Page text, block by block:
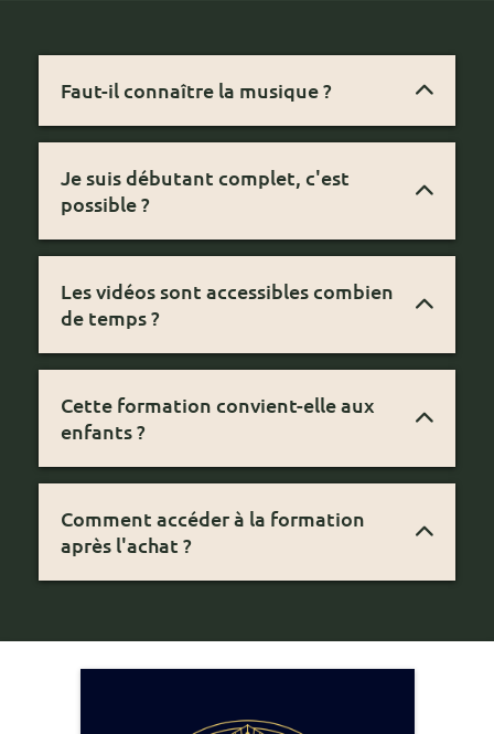
Faut-il connaître la musique ?
Non. Cette formation est conçue pour
l'oreille, le ressenti et l'improvisation.
Je suis débutant complet, c'est
possible ?
Oui, c'est exactement pour vous. La
Les vidéos sont accessibles combien
de temps ?
À votre rythme, sans limite de durée.
Cette formation convient-elle aux
enfants ?
Oui, dès 10-12 ans accompagnés d'un
Comment accéder à la formation
après l'achat ?
Vous recevez un email avec vos accès